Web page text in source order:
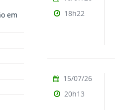
em
18h22
15/07/26
20h13